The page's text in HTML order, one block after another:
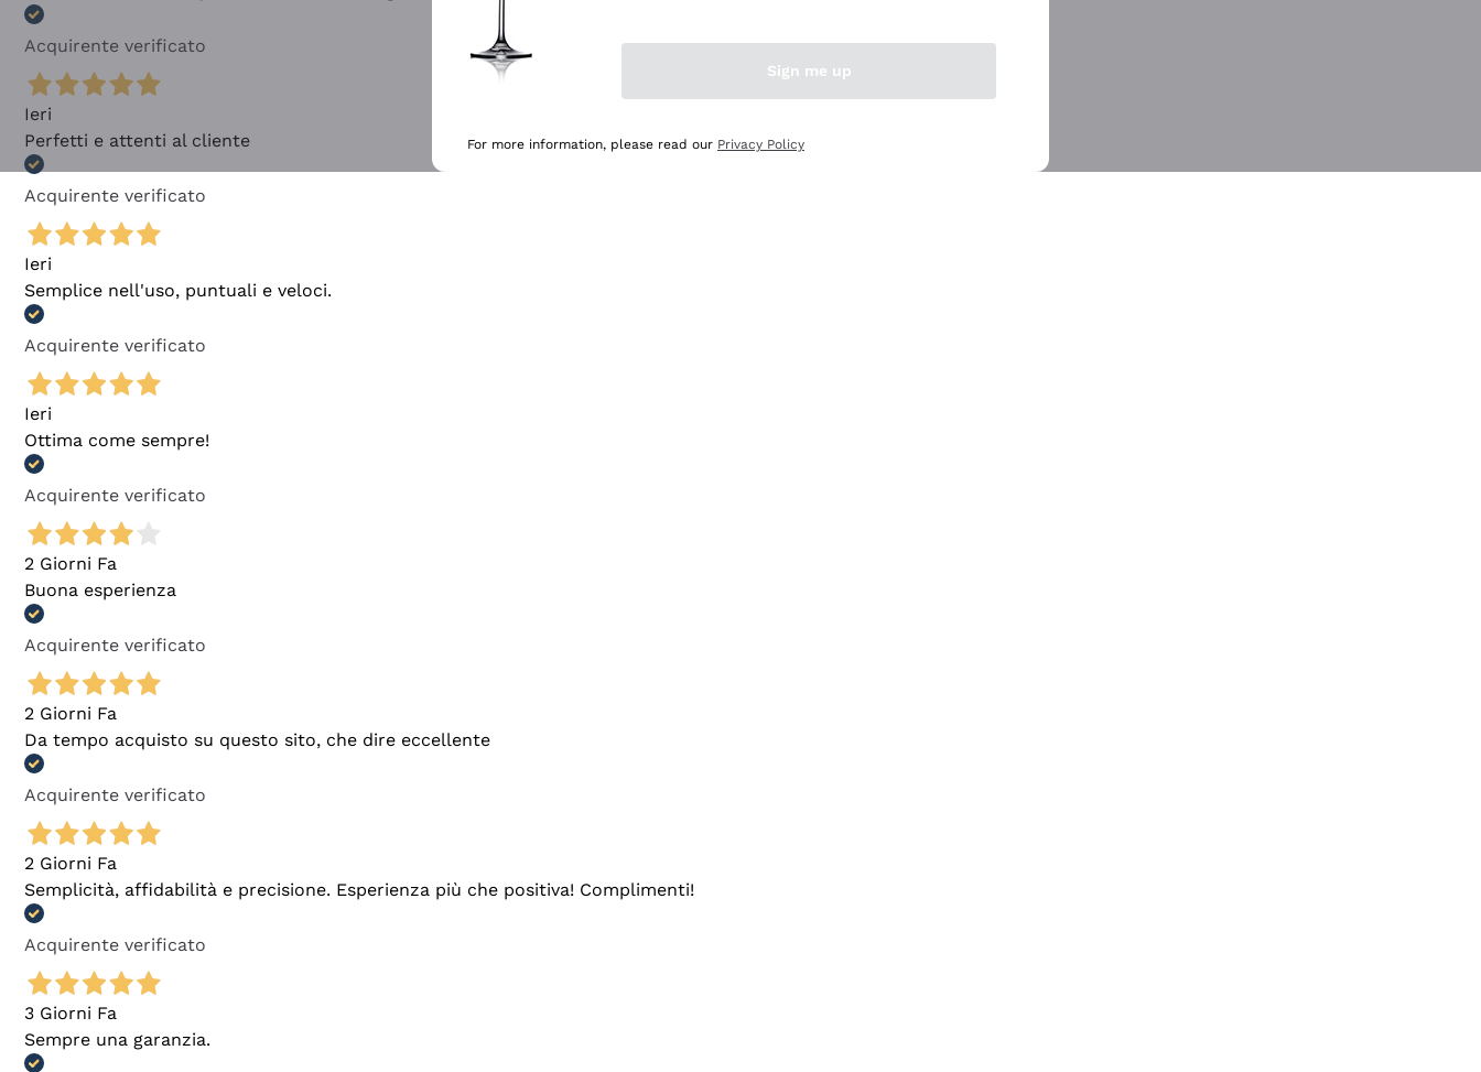
Acquirente verificato
Ieri
Perfetti e attenti al cliente
Acquirente verificato
Ieri
Semplice nell'uso, puntuali e veloci.
Acquirente verificato
Ieri
Ottima come sempre!
Acquirente verificato
2 Giorni Fa
Buona esperienza
Acquirente verificato
2 Giorni Fa
Da tempo acquisto su questo sito, che dire eccellente
Acquirente verificato
2 Giorni Fa
Semplicità, affidabilità e precisione. Esperienza più che positiva! Complimenti!
Acquirente verificato
3 Giorni Fa
Sempre una garanzia.
Sign me up
For more information, please read our Privacy Policy